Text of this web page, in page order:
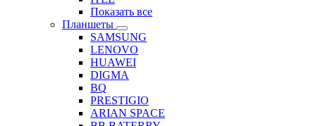
Показать все
Планшеты
SAMSUNG
LENOVO
HUAWEI
DIGMA
BQ
PRESTIGIO
ARIAN SPACE